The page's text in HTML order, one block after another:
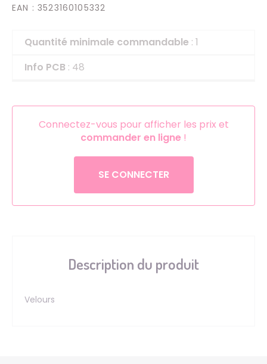
EAN : 3523160105332
Quantité minimale commandable : 1
Info PCB : 48
Connectez-vous pour afficher les prix et
commander en ligne !
SE CONNECTER
Description du produit
Velours